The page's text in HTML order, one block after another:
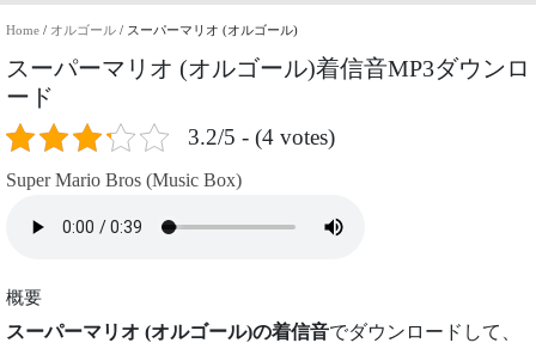
Home / オルゴール / スーパーマリオ (オルゴール)
スーパーマリオ (オルゴール)着信音MP3ダウンロ
ード
3.2/5 - (4 votes)
Super Mario Bros (Music Box)
概要
スーパーマリオ (オルゴール)の着信音でダウンロードして、